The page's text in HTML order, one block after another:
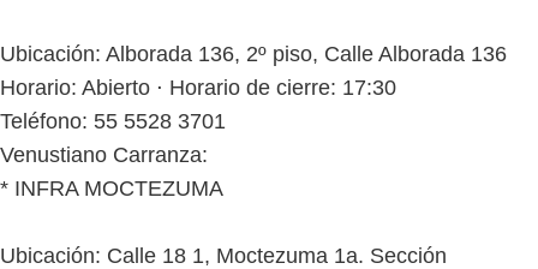
Ubicación: Alborada 136, 2º piso, Calle Alborada 136
Horario: Abierto ⋅ Horario de cierre: 17:30
Teléfono: 55 5528 3701
Venustiano Carranza:
* INFRA MOCTEZUMA
Ubicación: Calle 18 1, Moctezuma 1a. Sección